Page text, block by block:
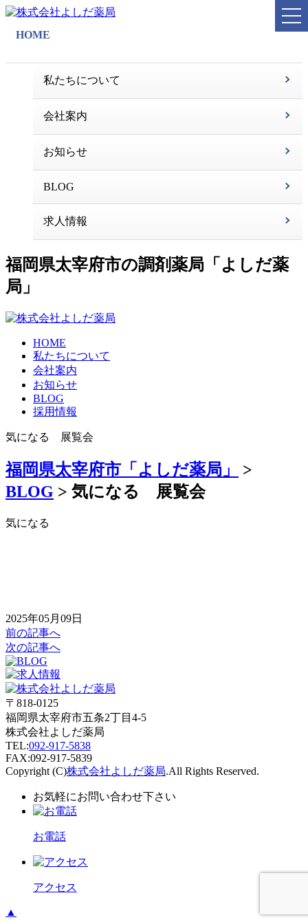
HOME
私たちについて
会社案内
お知らせ
BLOG
求人情報
福岡県太宰府市の調剤薬局「よしだ薬
局」
HOME
私たちについて
会社案内
お知らせ
BLOG
採用情報
気になる 展覧会
福岡県太宰府市「よしだ薬局」
>
BLOG > 気になる 展覧会
気になる
2025年05月09日
前の記事へ
次の記事へ
〒818-0125
福岡県太宰府市五条2丁目4-5
株式会社よしだ薬局
TEL:092-917-5838
FAX:092-917-5839
Copyright (C)株式会社よしだ薬局.All Rights Reserved.
お気軽にお問い合わせ下さい
お電話
アクセス
▲